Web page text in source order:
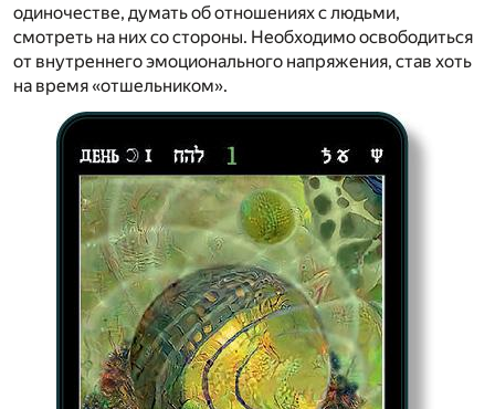
одиночестве, думать об отношениях с людьми,
смотреть на них со стороны. Необходимо освободиться
от внутреннего эмоционального напряжения, став хоть
на время «отшельником».